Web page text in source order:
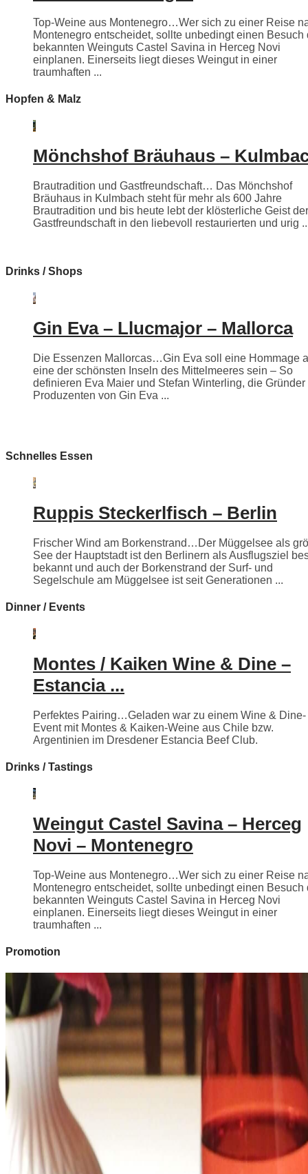
Top-Weine aus Montenegro…Wer sich zu einer Reise
Montenegro entscheidet, sollte unbedingt einen Besuch
bekannten Weinguts Castel Savina in Herceg Novi
einplanen. Einerseits liegt dieses Weingut in einer
traumhaften ...
Hopfen & Malz
Mönchshof Bräuhaus –
Brautradition und Gastfreundschaft… Das Mönchshof
Bräuhaus in Kulmbach steht für mehr als 600 Jahre
Brautradition und bis heute lebt der klösterliche Geist der
Gastfreundschaft in den liebevoll restaurierten und urig
Drinks / Shops
Gin Eva – Llucmajor – Mallorca
Die Essenzen Mallorcas…Gin Eva soll eine Hommage
eine der schönsten Inseln des Mittelmeeres sein – So
definieren Eva Maier und Stefan Winterling, die Gründer
Produzenten von Gin Eva ...
Schnelles Essen
Ruppis Steckerlfisch – Berlin
Frischer Wind am Borkenstrand…Der Müggelsee als
See der Hauptstadt ist den Berlinern als Ausflugsziel
bekannt und auch der Borkenstrand der Surf- und
Segelschule am Müggelsee ist seit Generationen ...
Dinner / Events
Montes / Kaiken Wine & Dine –
Estancia ...
Perfektes Pairing…Geladen war zu einem Wine & Dine-
Event mit Montes & Kaiken-Weine aus Chile bzw.
Argentinien im Dresdener Estancia Beef Club.
Drinks / Tastings
Weingut Castel Savina – Herceg
Novi – Montenegro
Top-Weine aus Montenegro…Wer sich zu einer Reise
Montenegro entscheidet, sollte unbedingt einen Besuch
bekannten Weinguts Castel Savina in Herceg Novi
einplanen. Einerseits liegt dieses Weingut in einer
traumhaften ...
Promotion